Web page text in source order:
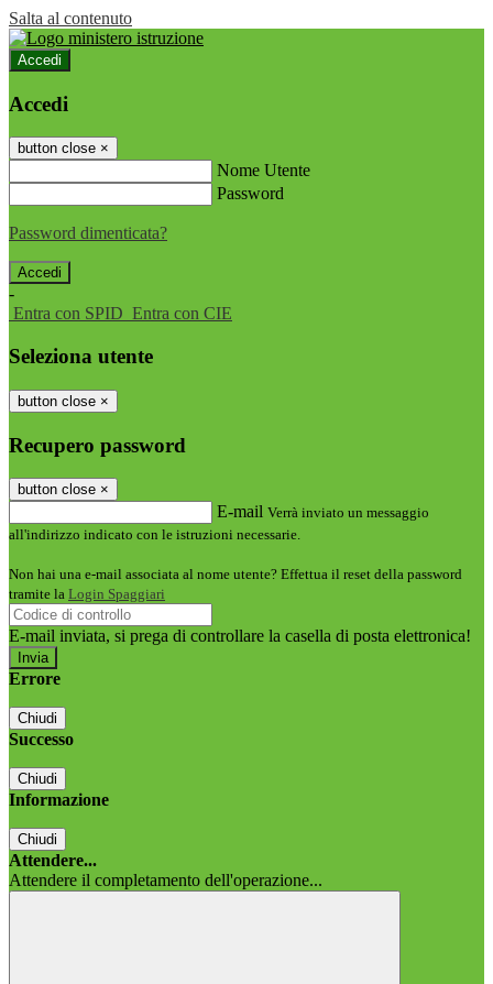
Salta al contenuto
Accedi
Accedi
button close ×
Nome Utente
Password
Password dimenticata?
-
Entra con SPID Entra con CIE
Seleziona utente
button close ×
Recupero password
button close ×
E-mail Verrà inviato un messaggio
all'indirizzo indicato con le istruzioni necessarie.
Non hai una e-mail associata al nome utente? Effettua il reset della password
tramite la Login Spaggiari
E-mail inviata, si prega di controllare la casella di posta elettronica!
Errore
Chiudi
Successo
Chiudi
Informazione
Chiudi
Attendere...
Attendere il completamento dell'operazione...